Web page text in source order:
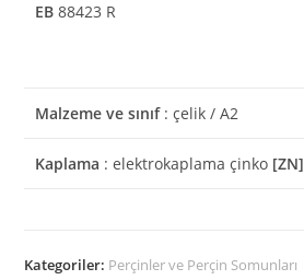
EB 88423 R
Malzeme ve sınıf: çelik / A2
Kaplama : elektrokaplama çinko [ZN]
Kategoriler: Perçinler ve Perçin Somunları